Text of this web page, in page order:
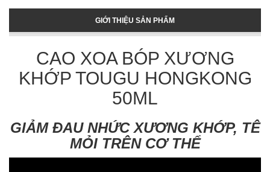
GIỚI THIỆU SẢN PHẨM
CAO XOA BÓP XƯƠNG
KHỚP TOUGU HONGKONG
50ML
GIẢM ĐAU NHỨC XƯƠNG KHỚP, TÊ
MỎI TRÊN CƠ THỂ